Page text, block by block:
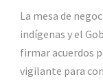
La mesa de
indígenas y el
firmar acuerdos
vigilante para